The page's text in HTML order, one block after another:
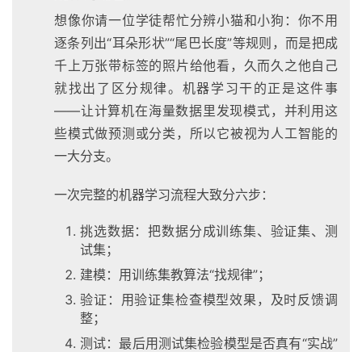
想像你请一位学徒帮忙分辨小猫和小狗：你不用
逐条列出“耳朵形状”“尾巴长度”等规则，而是把成
千上万张带标签的照片给他看，久而久之他自己
就找出了区分规律。机器学习干的正是这件事
——让计算机在海量数据里发现模式，并利用这
些模式做预测或分类，所以它被视为人工智能的
一大分支。
一次完整的机器学习流程大致分六步：
挑选数据：把数据分成训练集、验证集、测
试集；
建模：用训练集教算法“找规律”；
验证：用验证集检查模型效果，及时反馈调
整；
测试：最后用测试集检验模型是否真有“实战”